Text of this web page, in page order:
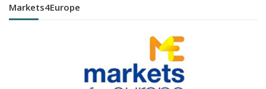
Markets4Europe